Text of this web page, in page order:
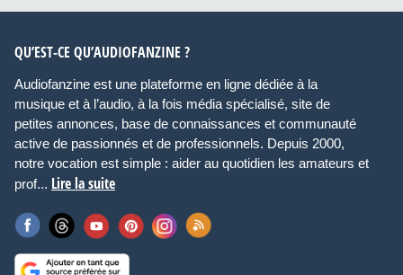
QU’EST-CE QU’AUDIOFANZINE ?
Audiofanzine est une plateforme en ligne dédiée à la
musique et à l’audio, à la fois média spécialisé, site de
petites annonces, base de connaissances et communauté
active de passionnés et de professionnels. Depuis 2000,
notre vocation est simple : aider au quotidien les amateurs et
prof... Lire la suite